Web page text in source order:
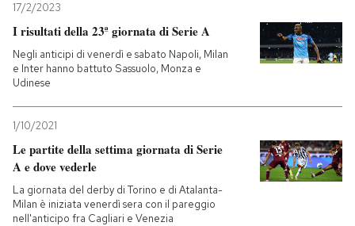
17/2/2023
I risultati della 23ª giornata di Serie A
Negli anticipi di venerdì e sabato Napoli, Milan
e Inter hanno battuto Sassuolo, Monza e
Udinese
1/10/2021
Le partite della settima giornata di Serie
A e dove vederle
La giornata del derby di Torino e di Atalanta-
Milan è iniziata venerdì sera con il pareggio
nell'anticipo fra Cagliari e Venezia